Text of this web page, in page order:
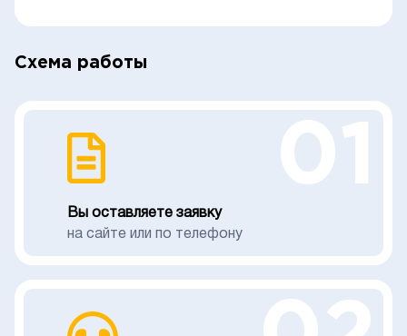
Схема работы
Вы оставляете заявку
на сайте или по телефону